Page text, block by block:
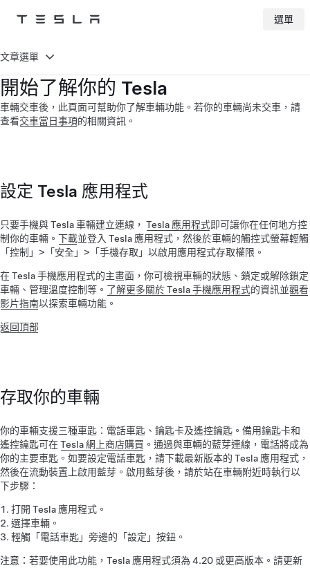
Tesla 選單
開始了解你的 Tesla
車輛交車後，此頁面可幫助你了解車輛功能。若你的車輛尚未交車，請
查看交車當日事項的相關資訊。
設定 Tesla 應用程式
只要手機與 Tesla 車輛建立連線， Tesla 應用程式即可讓你在任何地方控
制你的車輛。 下載並登入 Tesla 應用程式，然後於車輛的觸控式螢幕輕觸
「控制」>「安全」>「手機存取」以啟用應用程式存取權限。
在 Tesla 手機應用程式的主畫面，你可檢視車輛的狀態、鎖定或解除鎖定
車輛、管理溫度控制等。 了解更多關於 Tesla 手機應用程式的資訊並觀看
影片指南以探索車輛功能。
返回頂部
存取你的車輛
你的車輛支援三種車匙：電話車匙、鑰匙卡及遙控鑰匙。備用鑰匙卡和
遙控鑰匙可在Tesla 網上商店購買 。通過與車輛的藍芽連線，電話將成為
你的主要車匙。如要設定電話車匙，請下載最新版本的 Tesla 應用程式，
然後在流動裝置上啟用藍芽。啟用藍芽後，請於站在車輛附近時執行以
下步驟：
打開 Tesla 應用程式。
選擇車輛。
輕觸「電話車匙」旁邊的「設定」按鈕。
注意： 若要使用此功能，Tesla 應用程式須為 4.20 或更高版本。請更新
文章選單